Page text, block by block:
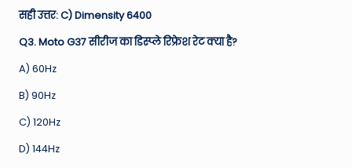
सही उत्तर: C) Dimensity 6400
Q3. Moto G37 सीरीज का डिस्प्ले रिफ्रेश रेट क्या है?
A) 60Hz
B) 90Hz
C) 120Hz
D) 144Hz